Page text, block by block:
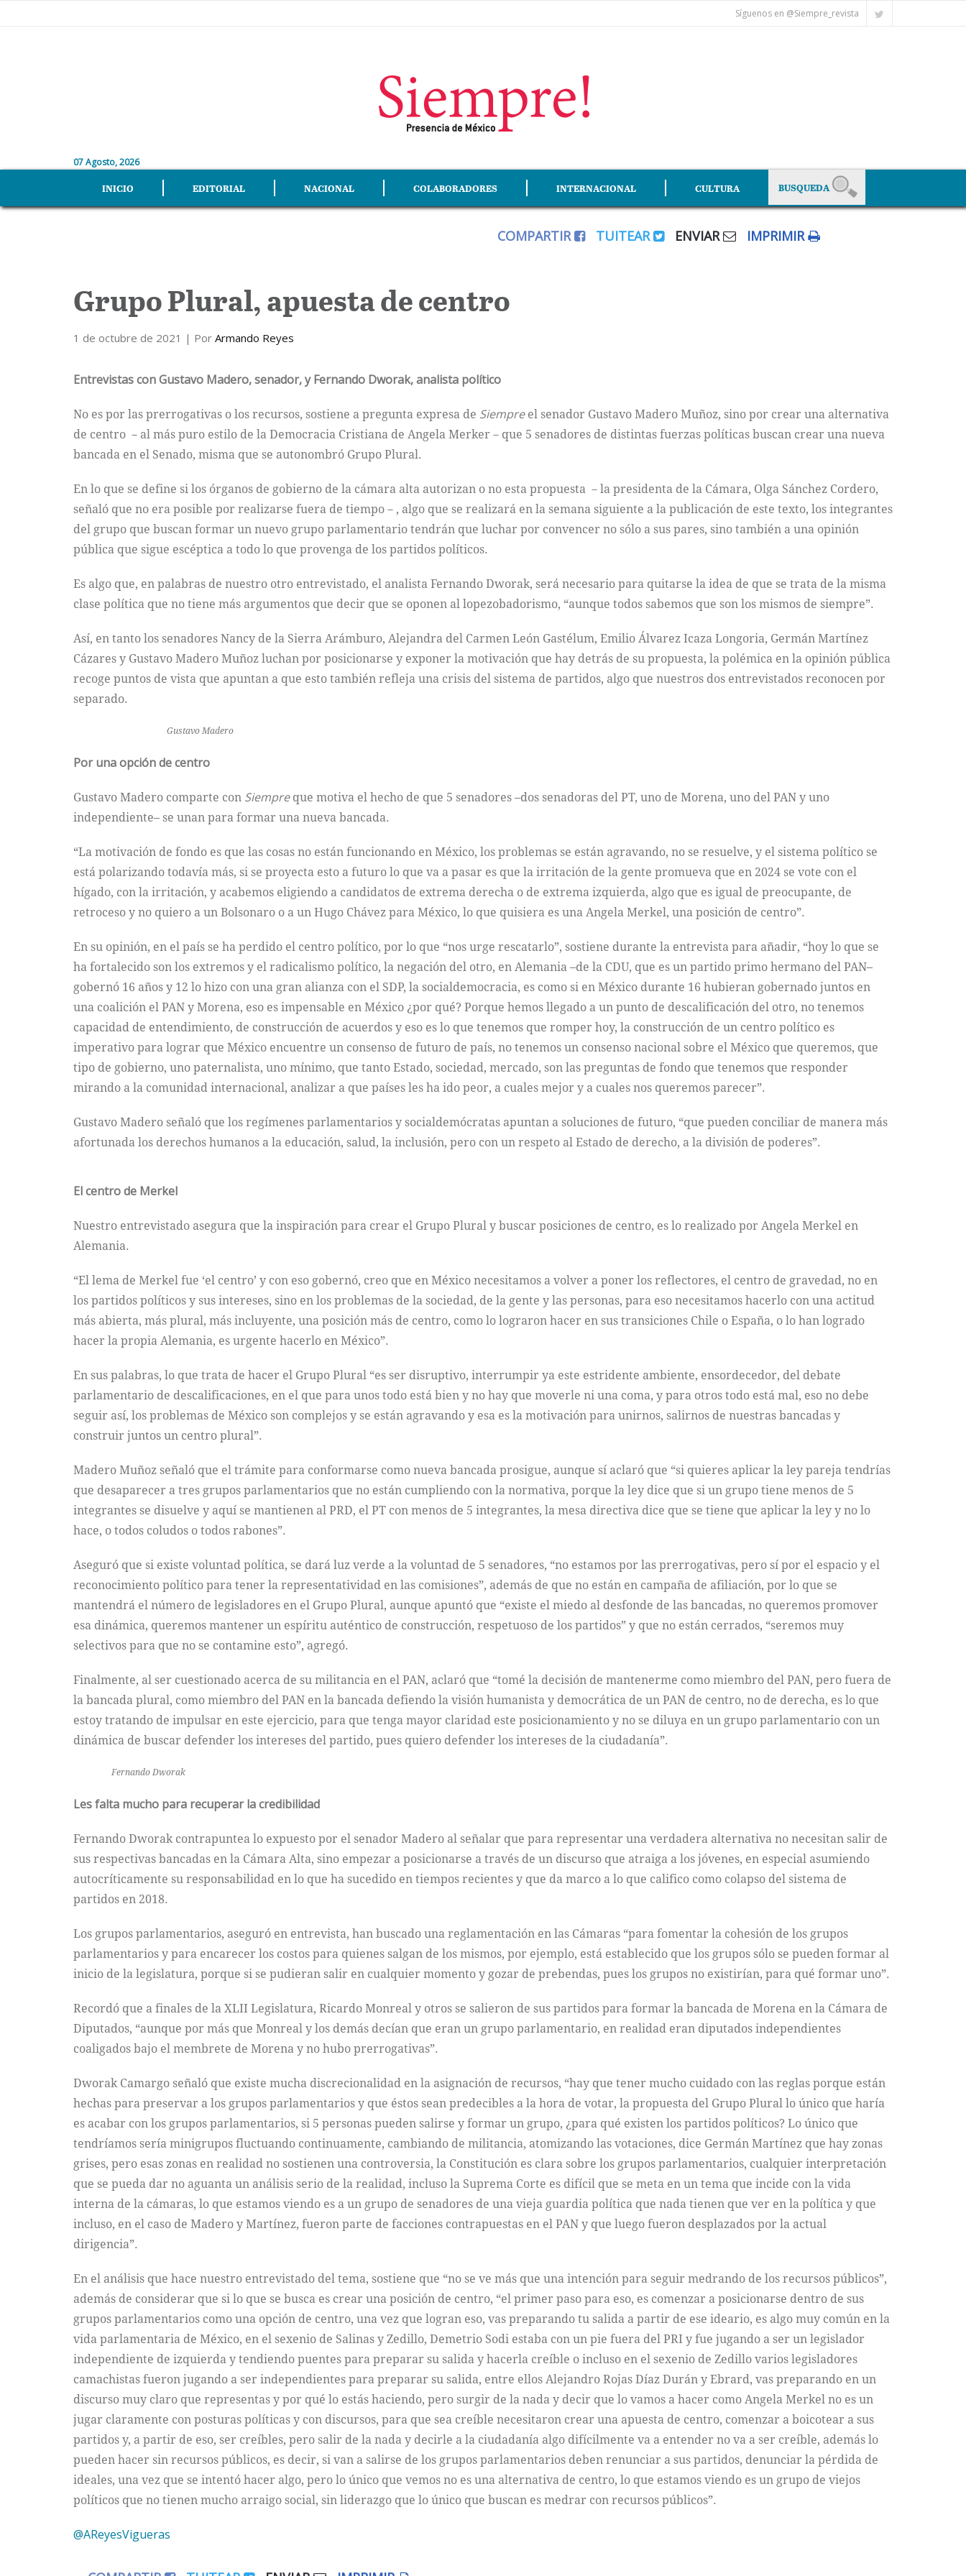
Síguenos en @Siempre_revista
07 Agosto, 2026
INICIO EDITORIAL NACIONAL COLABORADORES INTERNACIONAL CULTURA
COMPARTIR TUITEAR ENVIAR IMPRIMIR
Grupo Plural, apuesta de centro
1 de octubre de 2021 | Por Armando Reyes
Entrevistas con Gustavo Madero, senador, y Fernando Dworak, analista político
No es por las prerrogativas o los recursos, sostiene a pregunta expresa de Siempreel senador Gustavo Madero Muñoz, sino por crear una alternativa
de centro －al más puro estilo de la Democracia Cristiana de Angela Merker－que 5 senadores de distintas fuerzas políticas buscan crear una nueva
bancada en el Senado, misma que se autonombró Grupo Plural.
En lo que se define si los órganos de gobierno de la cámara alta autorizan o no esta propuesta －la presidenta de la Cámara, Olga Sánchez Cordero,
señaló que no era posible por realizarse fuera de tiempo－, algo que se realizará en la semana siguiente a la publicación de este texto, los integrantes
del grupo que buscan formar un nuevo grupo parlamentario tendrán que luchar por convencer no sólo a sus pares, sino también a una opinión
pública que sigue escéptica a todo lo que provenga de los partidos políticos.
Es algo que, en palabras de nuestro otro entrevistado, el analista Fernando Dworak, será necesario para quitarse la idea de que se trata de la misma
clase política que no tiene más argumentos que decir que se oponen al lopezobadorismo, “aunque todos sabemos que son los mismos de siempre”.
Así, en tanto los senadores Nancy de la Sierra Arámburo, Alejandra del Carmen León Gastélum, Emilio Álvarez Icaza Longoria, Germán Martínez
Cázares y Gustavo Madero Muñoz luchan por posicionarse y exponer la motivación que hay detrás de su propuesta, la polémica en la opinión pública
recoge puntos de vista que apuntan a que esto también refleja una crisis del sistema de partidos, algo que nuestros dos entrevistados reconocen por
separado.
Gustavo Madero
Por una opción de centro
Gustavo Madero comparte con Siempreque motiva el hecho de que 5 senadores –dos senadoras del PT, uno de Morena, uno del PAN y uno
independiente– se unan para formar una nueva bancada.
“La motivación de fondo es que las cosas no están funcionando en México, los problemas se están agravando, no se resuelve, y el sistema político se
está polarizando todavía más, si se proyecta esto a futuro lo que va a pasar es que la irritación de la gente promueva que en 2024 se vote con el
hígado, con la irritación, y acabemos eligiendo a candidatos de extrema derecha o de extrema izquierda, algo que es igual de preocupante, de
retroceso y no quiero a un Bolsonaro o a un Hugo Chávez para México, lo que quisiera es una Angela Merkel, una posición de centro”.
En su opinión, en el país se ha perdido el centro político, por lo que “nos urge rescatarlo”, sostiene durante la entrevista para añadir, “hoy lo que se
ha fortalecido son los extremos y el radicalismo político, la negación del otro, en Alemania –de la CDU, que es un partido primo hermano del PAN–
gobernó 16 años y 12 lo hizo con una gran alianza con el SDP, la socialdemocracia, es como si en México durante 16 hubieran gobernado juntos en
una coalición el PAN y Morena, eso es impensable en México ¿por qué? Porque hemos llegado a un punto de descalificación del otro, no tenemos
capacidad de entendimiento, de construcción de acuerdos y eso es lo que tenemos que romper hoy, la construcción de un centro político es
imperativo para lograr que México encuentre un consenso de futuro de país, no tenemos un consenso nacional sobre el México que queremos, que
tipo de gobierno, uno paternalista, uno mínimo, que tanto Estado, sociedad, mercado, son las preguntas de fondo que tenemos que responder
mirando a la comunidad internacional, analizar a que países les ha ido peor, a cuales mejor y a cuales nos queremos parecer”.
Gustavo Madero señaló que los regímenes parlamentarios y socialdemócratas apuntan a soluciones de futuro, “que pueden conciliar de manera más
afortunada los derechos humanos a la educación, salud, la inclusión, pero con un respeto al Estado de derecho, a la división de poderes”.
El centro de Merkel
Nuestro entrevistado asegura que la inspiración para crear el Grupo Plural y buscar posiciones de centro, es lo realizado por Angela Merkel en
Alemania.
“El lema de Merkel fue ‘el centro’ y con eso gobernó, creo que en México necesitamos a volver a poner los reflectores, el centro de gravedad, no en
los partidos políticos y sus intereses, sino en los problemas de la sociedad, de la gente y las personas, para eso necesitamos hacerlo con una actitud
más abierta, más plural, más incluyente, una posición más de centro, como lo lograron hacer en sus transiciones Chile o España, o lo han logrado
hacer la propia Alemania, es urgente hacerlo en México”.
En sus palabras, lo que trata de hacer el Grupo Plural “es ser disruptivo, interrumpir ya este estridente ambiente, ensordecedor, del debate
parlamentario de descalificaciones, en el que para unos todo está bien y no hay que moverle ni una coma, y para otros todo está mal, eso no debe
seguir así, los problemas de México son complejos y se están agravando y esa es la motivación para unirnos, salirnos de nuestras bancadas y
construir juntos un centro plural”.
Madero Muñoz señaló que el trámite para conformarse como nueva bancada prosigue, aunque sí aclaró que “si quieres aplicar la ley pareja tendrías
que desaparecer a tres grupos parlamentarios que no están cumpliendo con la normativa, porque la ley dice que si un grupo tiene menos de 5
integrantes se disuelve y aquí se mantienen al PRD, el PT con menos de 5 integrantes, la mesa directiva dice que se tiene que aplicar la ley y no lo
hace, o todos coludos o todos rabones”.
Aseguró que si existe voluntad política, se dará luz verde a la voluntad de 5 senadores, “no estamos por las prerrogativas, pero sí por el espacio y el
reconocimiento político para tener la representatividad en las comisiones”, además de que no están en campaña de afiliación, por lo que se
mantendrá el número de legisladores en el Grupo Plural, aunque apuntó que “existe el miedo al desfonde de las bancadas, no queremos promover
esa dinámica, queremos mantener un espíritu auténtico de construcción, respetuoso de los partidos” y que no están cerrados, “seremos muy
selectivos para que no se contamine esto”, agregó.
Finalmente, al ser cuestionado acerca de su militancia en el PAN, aclaró que “tomé la decisión de mantenerme como miembro del PAN, pero fuera de
la bancada plural, como miembro del PAN en la bancada defiendo la visión humanista y democrática de un PAN de centro, no de derecha, es lo que
estoy tratando de impulsar en este ejercicio, para que tenga mayor claridad este posicionamiento y no se diluya en un grupo parlamentario con un
dinámica de buscar defender los intereses del partido, pues quiero defender los intereses de la ciudadanía”.
Fernando Dworak
Les falta mucho para recuperar la credibilidad
Fernando Dworak contrapuntea lo expuesto por el senador Madero al señalar que para representar una verdadera alternativa no necesitan salir de
sus respectivas bancadas en la Cámara Alta, sino empezar a posicionarse a través de un discurso que atraiga a los jóvenes, en especial asumiendo
autocríticamente su responsabilidad en lo que ha sucedido en tiempos recientes y que da marco a lo que califico como colapso del sistema de
partidos en 2018.
Los grupos parlamentarios, aseguró en entrevista, han buscado una reglamentación en las Cámaras “para fomentar la cohesión de los grupos
parlamentarios y para encarecer los costos para quienes salgan de los mismos, por ejemplo, está establecido que los grupos sólo se pueden formar al
inicio de la legislatura, porque si se pudieran salir en cualquier momento y gozar de prebendas, pues los grupos no existirían, para qué formar uno”.
Recordó que a finales de la XLII Legislatura, Ricardo Monreal y otros se salieron de sus partidos para formar la bancada de Morena en la Cámara de
Diputados, “aunque por más que Monreal y los demás decían que eran un grupo parlamentario, en realidad eran diputados independientes
coaligados bajo el membrete de Morena y no hubo prerrogativas”.
Dworak Camargo señaló que existe mucha discrecionalidad en la asignación de recursos, “hay que tener mucho cuidado con las reglas porque están
hechas para preservar a los grupos parlamentarios y que éstos sean predecibles a la hora de votar, la propuesta del Grupo Plural lo único que haría
es acabar con los grupos parlamentarios, si 5 personas pueden salirse y formar un grupo, ¿para qué existen los partidos políticos? Lo único que
tendríamos sería minigrupos fluctuando continuamente, cambiando de militancia, atomizando las votaciones, dice Germán Martínez que hay zonas
grises, pero esas zonas en realidad no sostienen una controversia, la Constitución es clara sobre los grupos parlamentarios, cualquier interpretación
que se pueda dar no aguanta un análisis serio de la realidad, incluso la Suprema Corte es difícil que se meta en un tema que incide con la vida
interna de la cámaras, lo que estamos viendo es a un grupo de senadores de una vieja guardia política que nada tienen que ver en la política y que
incluso, en el caso de Madero y Martínez, fueron parte de facciones contrapuestas en el PAN y que luego fueron desplazados por la actual
dirigencia”.
En el análisis que hace nuestro entrevistado del tema, sostiene que “no se ve más que una intención para seguir medrando de los recursos públicos”,
además de considerar que si lo que se busca es crear una posición de centro, “el primer paso para eso, es comenzar a posicionarse dentro de sus
grupos parlamentarios como una opción de centro, una vez que logran eso, vas preparando tu salida a partir de ese ideario, es algo muy común en la
vida parlamentaria de México, en el sexenio de Salinas y Zedillo, Demetrio Sodi estaba con un pie fuera del PRI y fue jugando a ser un legislador
independiente de izquierda y tendiendo puentes para preparar su salida y hacerla creíble o incluso en el sexenio de Zedillo varios legisladores
camachistas fueron jugando a ser independientes para preparar su salida, entre ellos Alejandro Rojas Díaz Durán y Ebrard, vas preparando en un
discurso muy claro que representas y por qué lo estás haciendo, pero surgir de la nada y decir que lo vamos a hacer como Angela Merkel no es un
jugar claramente con posturas políticas y con discursos, para que sea creíble necesitaron crear una apuesta de centro, comenzar a boicotear a sus
partidos y, a partir de eso, ser creíbles, pero salir de la nada y decirle a la ciudadanía algo difícilmente va a entender no va a ser creíble, además lo
pueden hacer sin recursos públicos, es decir, si van a salirse de los grupos parlamentarios deben renunciar a sus partidos, denunciar la pérdida de
ideales, una vez que se intentó hacer algo, pero lo único que vemos no es una alternativa de centro, lo que estamos viendo es un grupo de viejos
políticos que no tienen mucho arraigo social, sin liderazgo que lo único que buscan es medrar con recursos públicos”.
@AReyesVigueras